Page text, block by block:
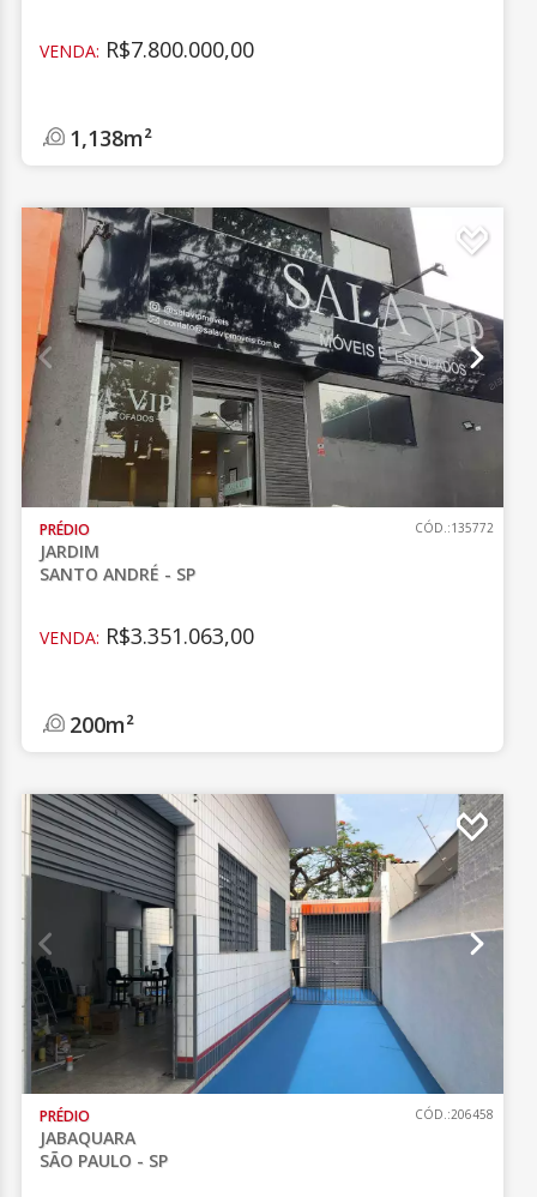
VENDA: R$7.800.000,00
1,138m²
PRÉDIO
JARDIM
SANTO ANDRÉ - SP
CÓD.:135772
VENDA: R$3.351.063,00
200m²
PRÉDIO
JABAQUARA
SÃO PAULO - SP
CÓD.:206458